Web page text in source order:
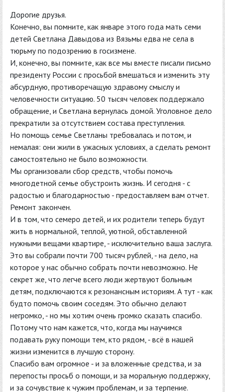
Дорогие друзья.
Конечно, вы помните, как январе этого года мать семи
детей Светлана Давыдова из Вязьмы едва не села в
тюрьму по подозрению в госизмене.
И, конечно, вы помните, как все мы вместе писали письмо
президенту России с просьбой вмешаться и изменить эту
абсурдную, противоречащую здравому смыслу и
человечности ситуацию. 50 тысяч человек поддержало
обращение, и Светлана вернулась домой. Уголовное дело
прекратили за отсутствием состава преступления.
Но помощь семье Светланы требовалась и потом, и
немалая: они жили в ужасных условиях, а сделать ремонт
самостоятельно не было возможности.
Мы организовали сбор средств, чтобы помочь
многодетной семье обустроить жизнь. И сегодня - с
радостью и благодарностью - предоставляем вам отчет.
Ремонт закончен.
И в том, что семеро детей, и их родители теперь будут
жить в нормальной, теплой, уютной, обставленной
нужными вещами квартире, - исключительно ваша заслуга.
Это вы собрали почти 700 тысяч рублей, - на дело, на
которое у нас обычно собрать почти невозможно. Не
секрет же, что легче всего люди жертвуют больным
детям, подключаются к резонансным историям. А тут - как
будто помочь своим соседям. Это обычно делают
негромко, - но мы хотим очень громко сказать спасибо.
Потому что нам кажется, что, когда мы научимся
подавать руку помощи тем, кто рядом, - всё в нашей
жизни изменится в лучшую сторону.
Спасибо вам огромное - и за вложенные средства, и за
перепосты просьб о помощи, и за моральную поддержку,
и за сочувствие к чужим проблемам, и за терпение.